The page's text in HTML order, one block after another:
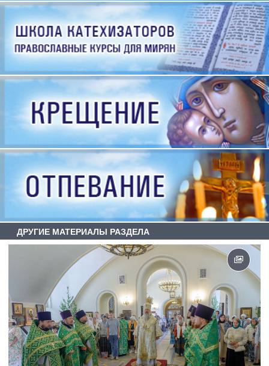
ДРУГИЕ МАТЕРИАЛЫ РАЗДЕЛА